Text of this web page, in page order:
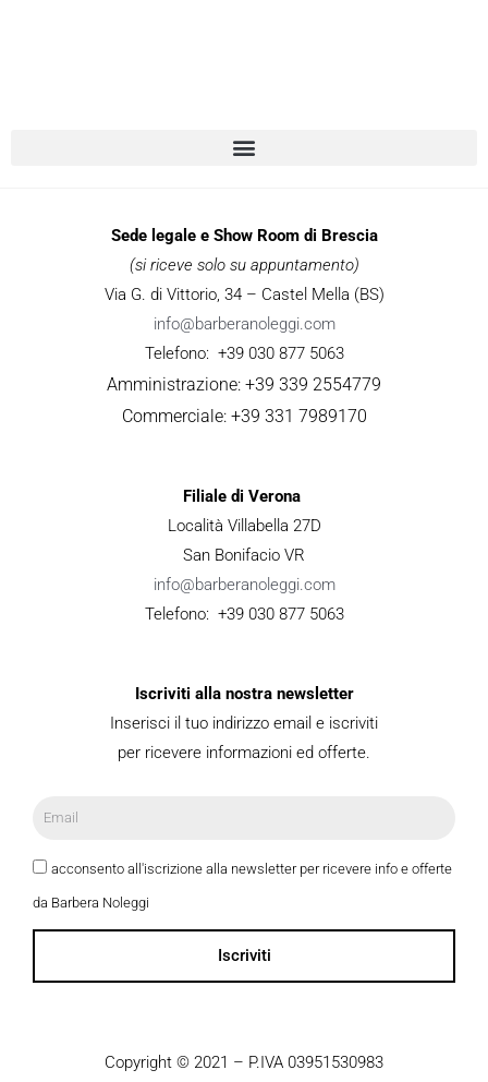
Sede legale e Show Room di Brescia
(si riceve solo su appuntamento)
Via G. di Vittorio, 34 – Castel Mella (BS)
info@barberanoleggi.com
Telefono: +39 030 877 5063
Amministrazione: +39 339 2554779
Commerciale: +39 331 7989170
Filiale di Verona
Località Villabella 27D
San Bonifacio VR
info@barberanoleggi.com
Telefono: +39 030 877 5063
Iscriviti alla nostra newsletter
Inserisci il tuo indirizzo email e iscriviti
per ricevere informazioni ed offerte.
acconsento all'iscrizione alla newsletter per ricevere info e offerte
da Barbera Noleggi
Iscriviti
Copyright © 2021 – P.IVA 03951530983